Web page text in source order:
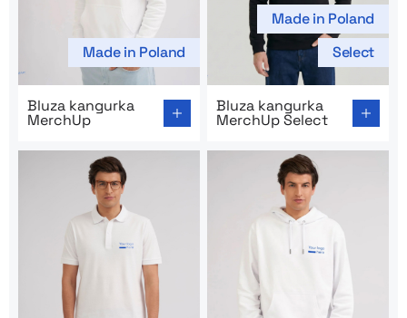
Made in Poland
Bluza kangurka
MerchUp
Made in Poland
Select
Bluza kangurka
MerchUp Select